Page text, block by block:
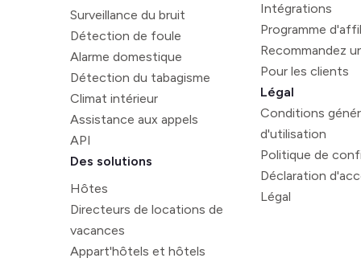
Surveillance du bruit
Détection de foule
Alarme domestique
Détection du tabagisme
Climat intérieur
Assistance aux appels
API
Des solutions
Hôtes
Directeurs de locations de
vacances
Appart'hôtels et hôtels
Intégrations
Programme
Recommandez
Pour les clients
Légal
Conditions
d'utilisation
Politique de
Déclaration
Légal